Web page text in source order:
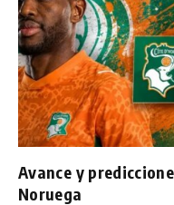
Avance y
Noruega